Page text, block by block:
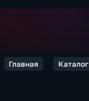
Главная Каталог